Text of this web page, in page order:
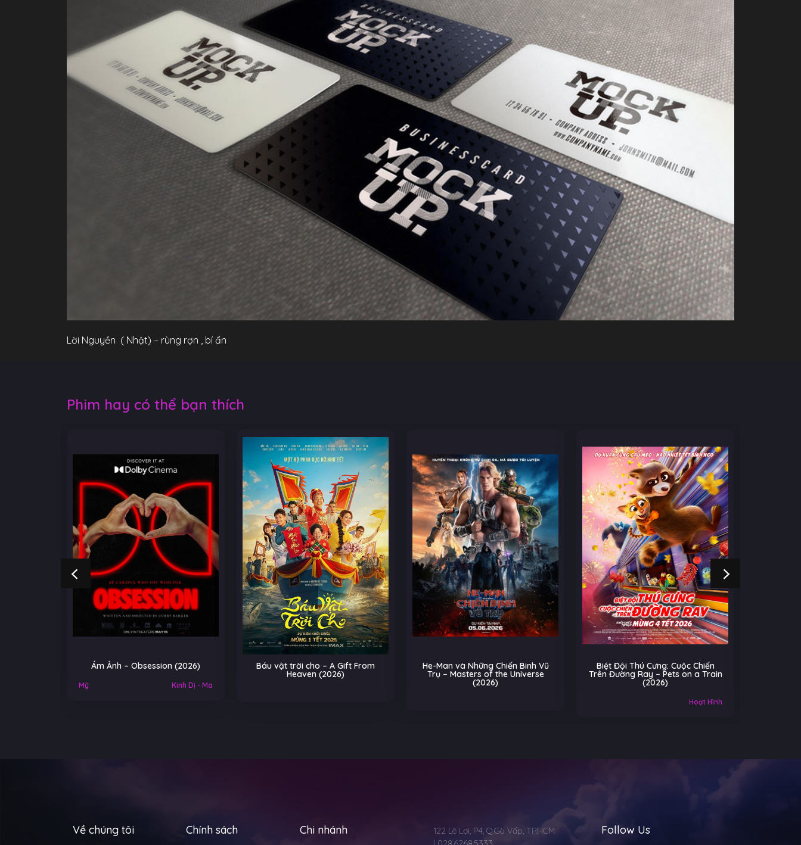
Lời Nguyền ( Nhật) – rùng rợn , bí ẩn
Phim hay có thể bạn thích
– Obsession (2026)
Kinh Dị - Ma
Báu vật trời cho – A Gift From
Heaven (2026)
He-Man và Những Chiến Binh Vũ
Trụ – Masters of the Universe
Biệt Đội Thú Cưng: Cuộc Chiến
Trên Đường Ray – Pets on a Train
Cú Nhảy Kỳ Diệu – Hoppers
(2026)
Về chúng tôi Chính sách Chi nhánh
122 Lê Lợi, P4, Q.Gò Vấp, TP.HCM
Follow Us